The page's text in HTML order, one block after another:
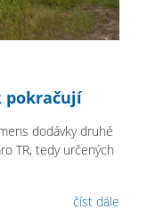
pokračují
dodávky druhé
TR, tedy určených
číst dále